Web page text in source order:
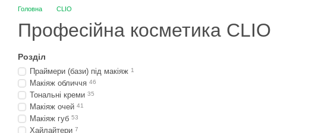
Головна CLIO
Професійна косметика CLIO
Розділ
Праймери (бази) під макіяж 1
Макіяж обличчя 46
Тональні креми 35
Макіяж очей 41
Макіяж губ 53
Хайлайтери 7